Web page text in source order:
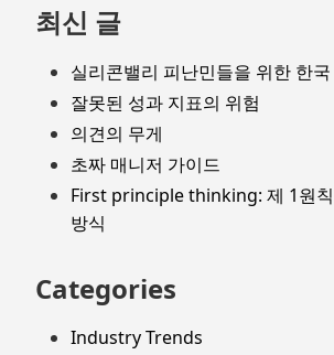
최신 글
실리콘밸리 피난민들을 위한 한
잘못된 성과 지표의 위험
의견의 무게
초짜 매니저 가이드
First principle thinking: 제 1원
방식
Categories
Industry Trends